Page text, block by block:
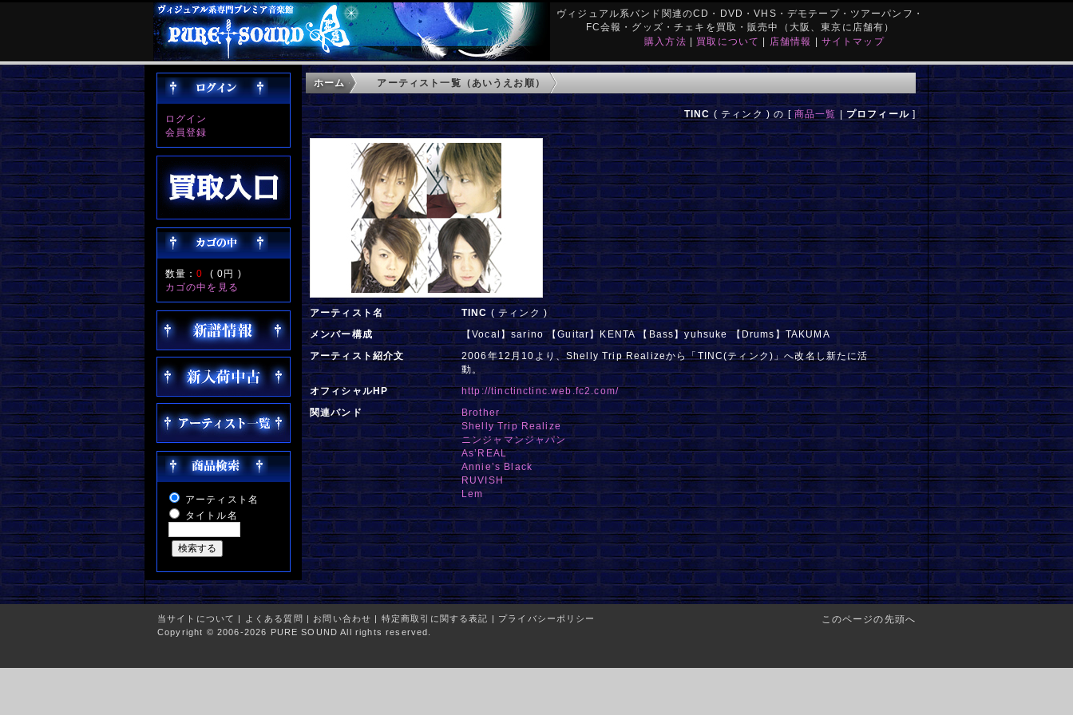
ヴィジュアル系バンド関連のCD・DVD・VHS・デモテープ・ツアーパンフ・
FC会報・グッズ・チェキを買取・販売中（大阪、東京に店舗有）
購入方法 | 買取について | 店舗情報 | サイトマップ
ログイン
会員登録
数量：0 (0円 )
カゴの中を見る
アーティスト名
タイトル名
ホーム アーティスト一覧（あいうえお順）
TINC ( ティンク ) の [ 商品一覧 | プロフィール]
アーティスト名 TINC ( ティンク )
メンバー構成 【Vocal】sarino 【Guitar】KENTA 【Bass】yuhsuke 【Drums】TAKUMA
アーティスト紹介文
2006年12月10より、Shelly Trip Realizeから「TINC(ティンク)」へ改名し新たに活
動。
オフィシャルHP http://tinctinctinc.web.fc2.com/
関連バンド
Brother
Shelly Trip Realize
ニンジャマンジャパン
As’REAL
Annie’s Black
RUVISH
Lem
このページの先頭へ
当サイトについて | よくある質問 | お問い合わせ | 特定商取引に関する表記 | プライバシーポリシー
Copyright © 2006-2026 PURE SOUND All rights reserved.